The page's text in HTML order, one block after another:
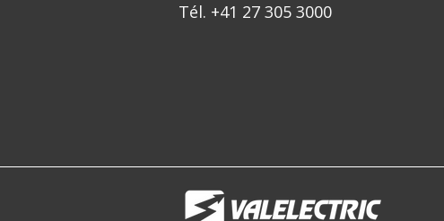
Tél. +41 27 305 3000